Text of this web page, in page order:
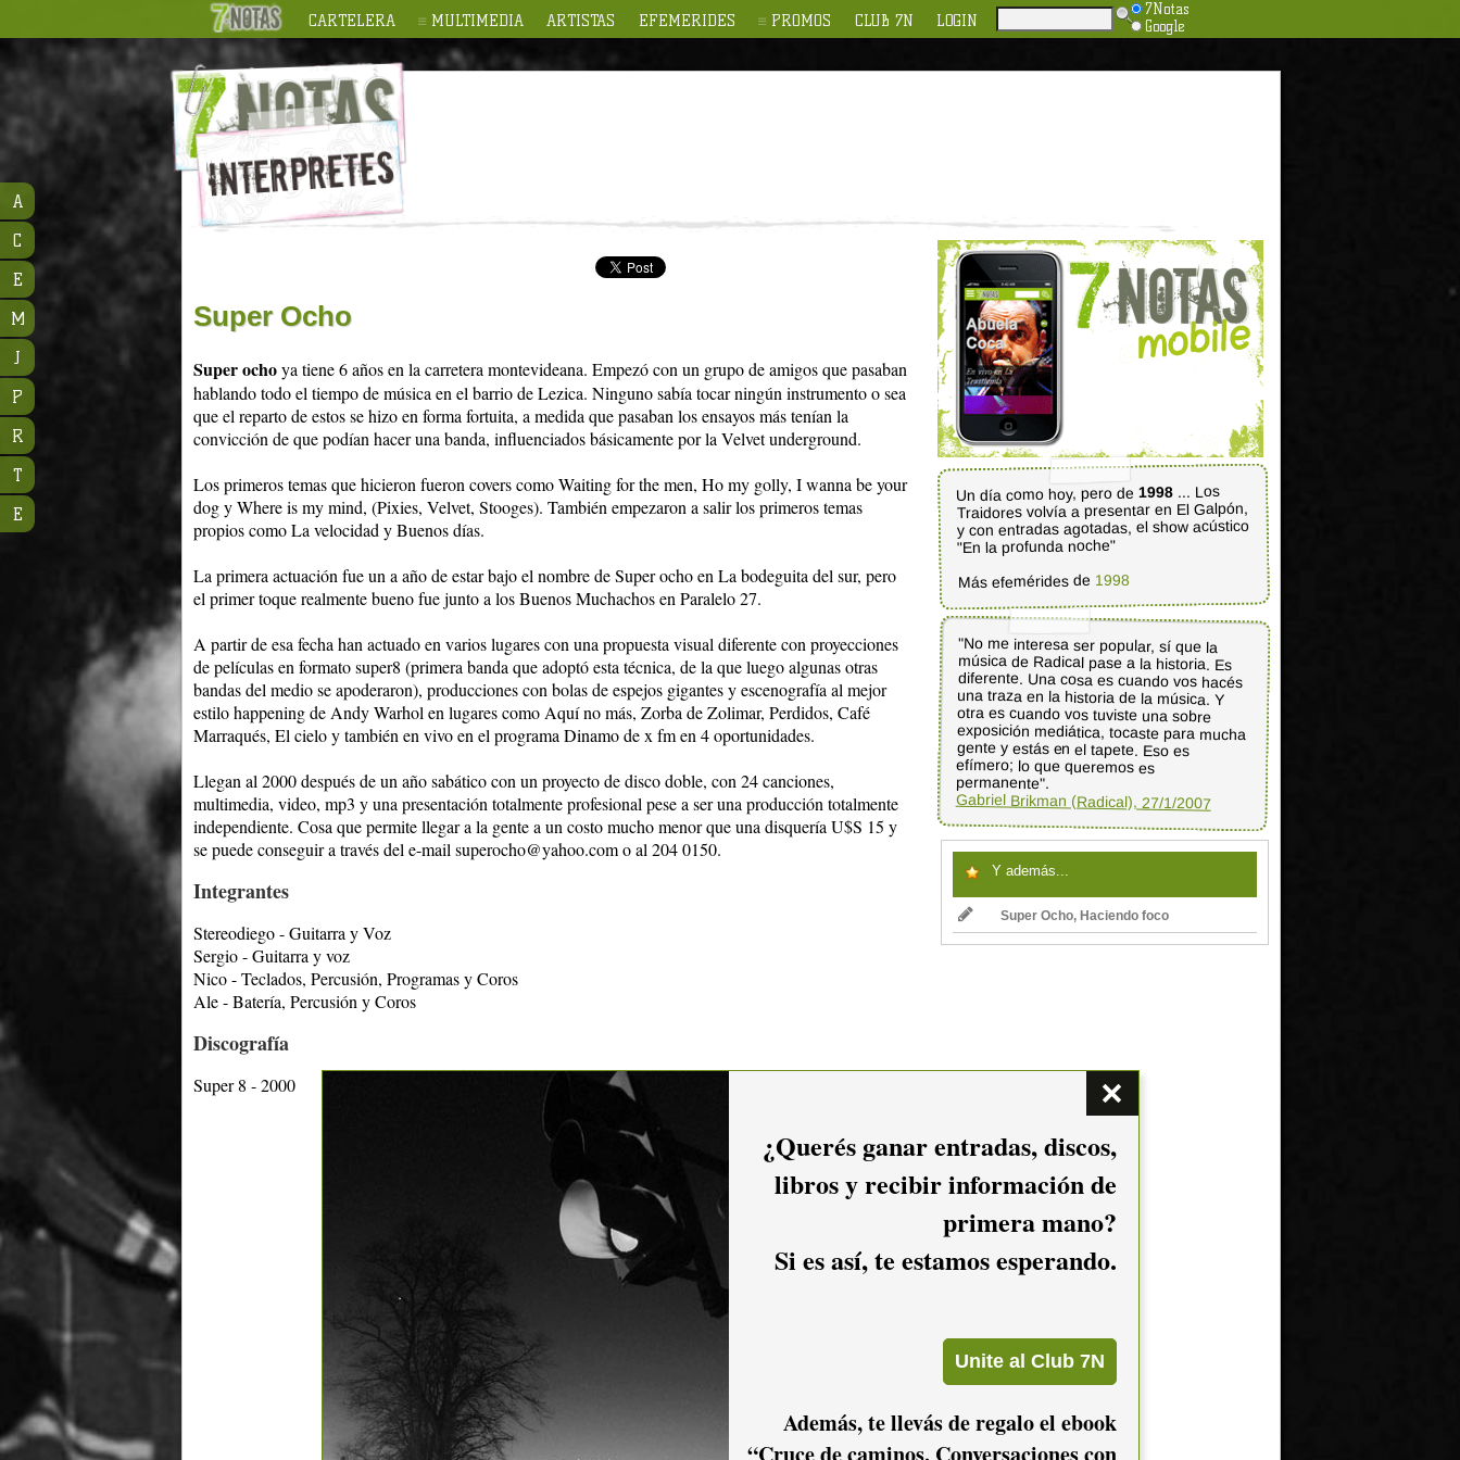
CARTELERA MULTIMEDIA ARTISTAS EFEMERIDES PROMOS CLUB 7N LOGIN
7Notas
Google
Super Ocho
Super ochoya tiene 6 años en la carretera montevideana. Empezó con un grupo de amigos que pasaban
hablando todo el tiempo de música en el barrio de Lezica. Ninguno sabía tocar ningún instrumento o sea
que el reparto de estos se hizo en forma fortuita, a medida que pasaban los ensayos más tenían la
convicción de que podían hacer una banda, influenciados básicamente por la Velvet underground.
Los primeros temas que hicieron fueron covers como Waiting for the men, Ho my golly, I wanna be your
dog y Where is my mind, (Pixies, Velvet, Stooges). También empezaron a salir los primeros temas
propios como La velocidad y Buenos días.
La primera actuación fue un a año de estar bajo el nombre de Super ocho en La bodeguita del sur, pero
el primer toque realmente bueno fue junto a los Buenos Muchachos en Paralelo 27.
A partir de esa fecha han actuado en varios lugares con una propuesta visual diferente con proyecciones
de películas en formato super8 (primera banda que adoptó esta técnica, de la que luego algunas otras
bandas del medio se apoderaron), producciones con bolas de espejos gigantes y escenografía al mejor
estilo happening de Andy Warhol en lugares como Aquí no más, Zorba de Zolimar, Perdidos, Café
Marraqués, El cielo y también en vivo en el programa Dinamo de x fm en 4 oportunidades.
Llegan al 2000 después de un año sabático con un proyecto de disco doble, con 24 canciones,
multimedia, video, mp3 y una presentación totalmente profesional pese a ser una producción totalmente
independiente. Cosa que permite llegar a la gente a un costo mucho menor que una disquería U$S 15 y
se puede conseguir a través del e-mail superocho@yahoo.com o al 204 0150.
Integrantes
Stereodiego - Guitarra y Voz
Sergio - Guitarra y voz
Nico - Teclados, Percusión, Programas y Coros
Ale - Batería, Percusión y Coros
Discografía
Super 8 - 2000
Un día como hoy, pero de1998 ... Los
Traidores volvía a presentar en El Galpón,
y con entradas agotadas, el show acústico
"En la profunda noche"
Más efemérides de 1998
"No me interesa ser popular, sí que la
música de Radical pase a la historia. Es
diferente. Una cosa es cuando vos hacés
una traza en la historia de la música. Y
otra es cuando vos tuviste una sobre
exposición mediática, tocaste para mucha
gente y estás en el tapete. Eso es
efímero; lo que queremos es
permanente".
Gabriel Brikman (Radical), 27/1/2007
Y además...
Super Ocho, Haciendo foco
A
C
E
M
J
P
R
T
E
¿Querés ganar entradas, discos,
libros y recibir información de
primera mano?
Si es así, te estamos esperando.
Además, te llevás de regalo el ebook
“Cruce de caminos. Conversaciones con